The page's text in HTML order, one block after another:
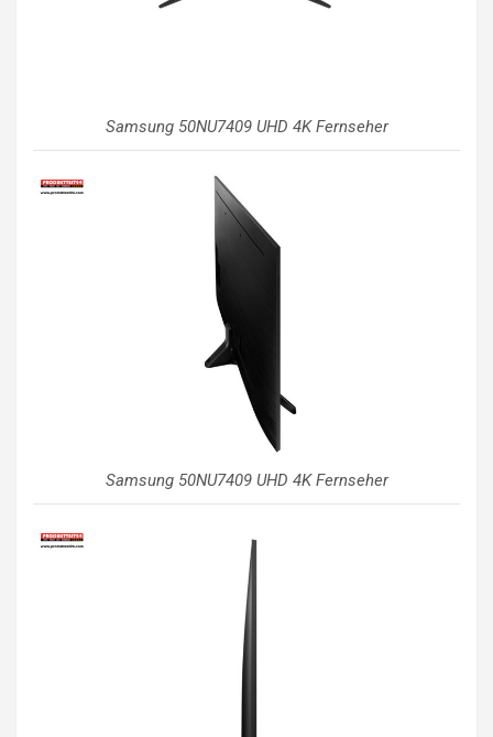
Samsung 50NU7409 UHD 4K Fernseher
Samsung 50NU7409 UHD 4K Fernseher